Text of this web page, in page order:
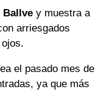
Ballve y muestra a
arriesgados
el pasado mes de
ya que más